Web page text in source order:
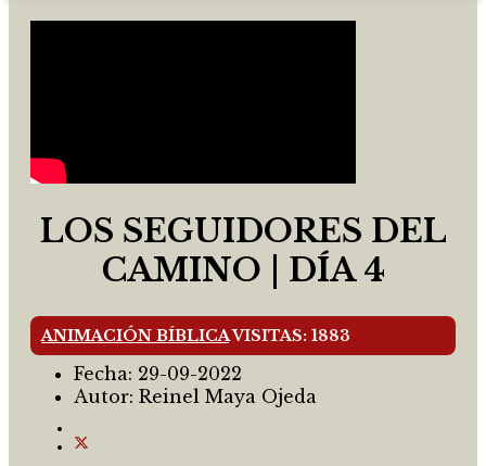
LOS SEGUIDORES DEL
CAMINO | DÍA 4
ANIMACIÓN BÍBLICAVISITAS: 1883
Fecha: 29-09-2022
Autor: Reinel Maya Ojeda